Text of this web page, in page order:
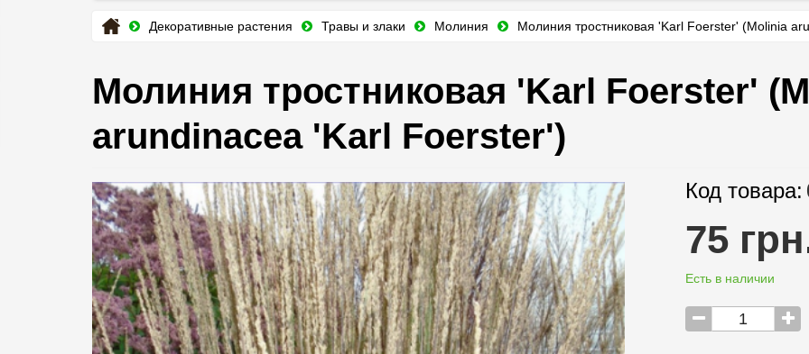
Декоративные растения Травы и злаки Молиния Молиния тростниковая 'Karl Foerster' (Molinia
Молиния тростниковая 'Karl Foerster'
arundinacea 'Karl Foerster')
Код товара:
75
Есть в наличии